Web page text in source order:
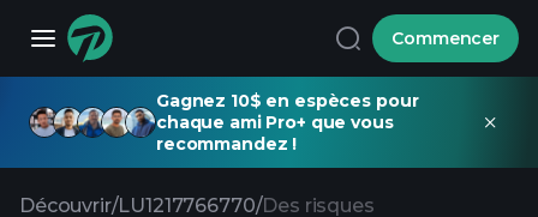
Commencer
Gagnez 10$ en espèces pour
chaque ami Pro+ que vous
recommandez !
Découvrir/LU1217766770/Des risques